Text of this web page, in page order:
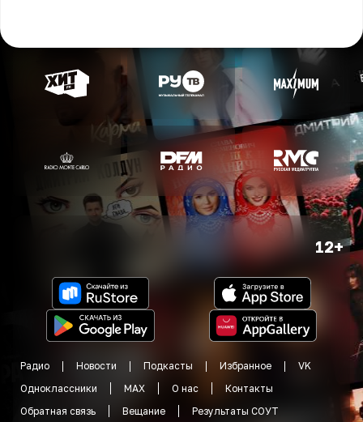
12+
Радио Новости Подкасты Избранное
VK
Одноклассники
MAX О нас
Контакты
Обратная связь
Вещание Результаты СОУТ